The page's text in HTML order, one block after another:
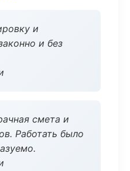
и
и без
смета и
Работать было